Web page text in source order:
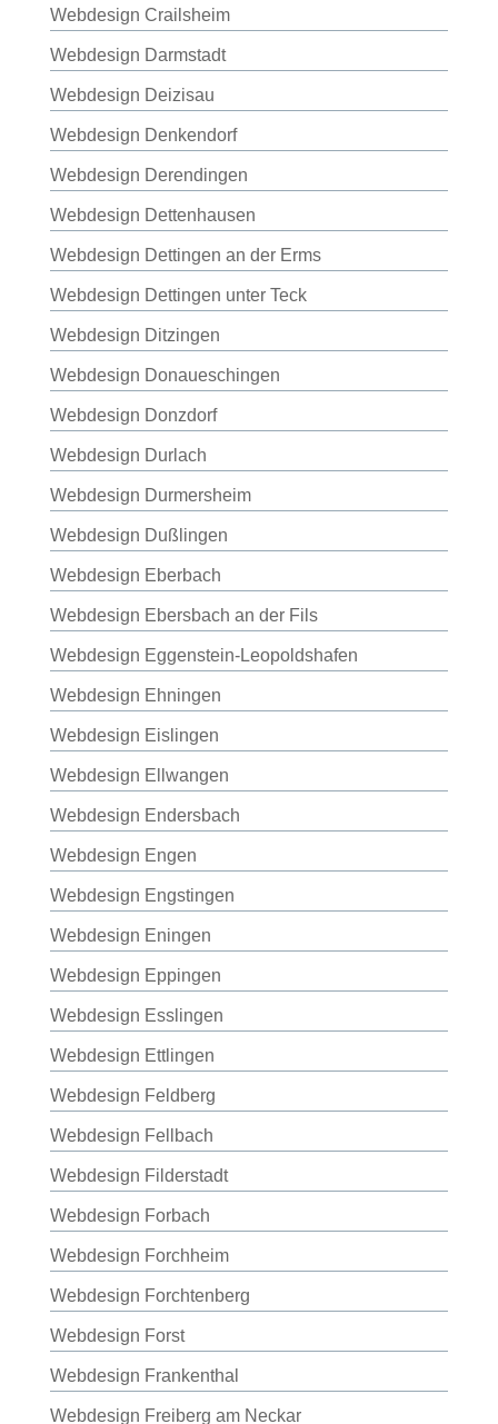
Webdesign Crailsheim
Webdesign Darmstadt
Webdesign Deizisau
Webdesign Denkendorf
Webdesign Derendingen
Webdesign Dettenhausen
Webdesign Dettingen an der Erms
Webdesign Dettingen unter Teck
Webdesign Ditzingen
Webdesign Donaueschingen
Webdesign Donzdorf
Webdesign Durlach
Webdesign Durmersheim
Webdesign Dußlingen
Webdesign Eberbach
Webdesign Ebersbach an der Fils
Webdesign Eggenstein-Leopoldshafen
Webdesign Ehningen
Webdesign Eislingen
Webdesign Ellwangen
Webdesign Endersbach
Webdesign Engen
Webdesign Engstingen
Webdesign Eningen
Webdesign Eppingen
Webdesign Esslingen
Webdesign Ettlingen
Webdesign Feldberg
Webdesign Fellbach
Webdesign Filderstadt
Webdesign Forbach
Webdesign Forchheim
Webdesign Forchtenberg
Webdesign Forst
Webdesign Frankenthal
Webdesign Freiberg am Neckar